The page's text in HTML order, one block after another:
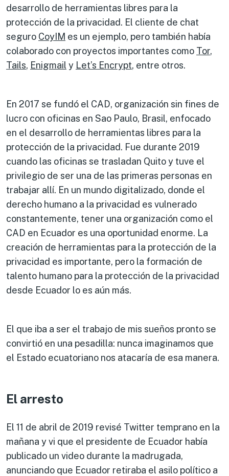
desarrollo de herramientas libres para la
protección de la privacidad. El cliente de chat
seguro CoyIM es un ejemplo, pero también había
colaborado con proyectos importantes como Tor,
Tails, Enigmail y Let’s Encrypt, entre otros.
En 2017 se fundó el CAD, organización sin fines de
lucro con oficinas en Sao Paulo, Brasil, enfocado
en el desarrollo de herramientas libres para la
protección de la privacidad. Fue durante 2019
cuando las oficinas se trasladan Quito y tuve el
privilegio de ser una de las primeras personas en
trabajar allí. En un mundo digitalizado, donde el
derecho humano a la privacidad es vulnerado
constantemente, tener una organización como el
CAD en Ecuador es una oportunidad enorme. La
creación de herramientas para la protección de la
privacidad es importante, pero la formación de
talento humano para la protección de la privacidad
desde Ecuador lo es aún más.
El que iba a ser el trabajo de mis sueños pronto se
convirtió en una pesadilla: nunca imaginamos que
el Estado ecuatoriano nos atacaría de esa manera.
El arresto
El 11 de abril de 2019 revisé Twitter temprano en la
mañana y vi que el presidente de Ecuador había
publicado un video durante la madrugada,
anunciando que Ecuador retiraba el asilo político a